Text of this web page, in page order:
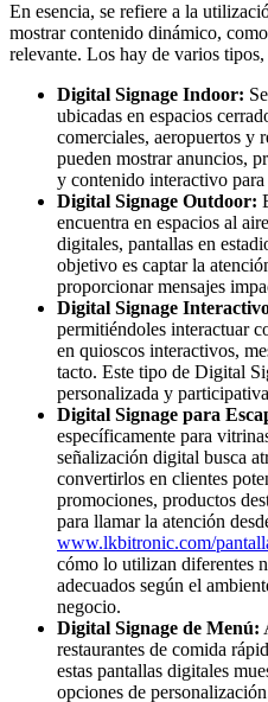
En esencia, se refiere a la
mostrar contenido dinámico,
relevante. Los hay de varios
Digital Signage Indoor:
ubicadas en espacios
comerciales, aeropuertos y
pueden mostrar anuncios,
y contenido interactivo
Digital Signage Outdoor:
encuentra en espacios al
digitales, pantallas en
objetivo es captar la
proporcionar mensajes
Digital Signage
permitiéndoles interactuar
en quioscos interactivos,
tacto. Este tipo de Digital
personalizada y
Digital Signage para
específicamente para
señalización digital busca
convertirlos en clientes
promociones, productos
para llamar la atención
www.lkbitronic.com/
cómo lo utilizan diferentes
adecuados según el
negocio.
Digital Signage de Menú:
restaurantes de comida
estas pantallas digitales
opciones de